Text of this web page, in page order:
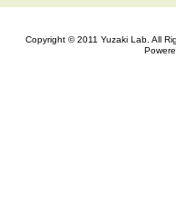
Copyright © 2011 Yuzaki Lab. All